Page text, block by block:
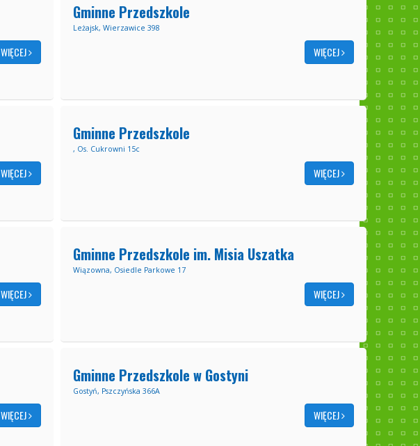
WIĘCEJ
Gminne Przedszkole
Leżajsk, Wierzawice 398
WIĘCEJ
WIĘCEJ
Gminne Przedszkole
, Os. Cukrowni 15c
WIĘCEJ
WIĘCEJ
Gminne Przedszkole im. Misia Uszatka
Wiązowna, Osiedle Parkowe 17
WIĘCEJ
WIĘCEJ
Gminne Przedszkole w Gostyni
Gostyń, Pszczyńska 366A
WIĘCEJ